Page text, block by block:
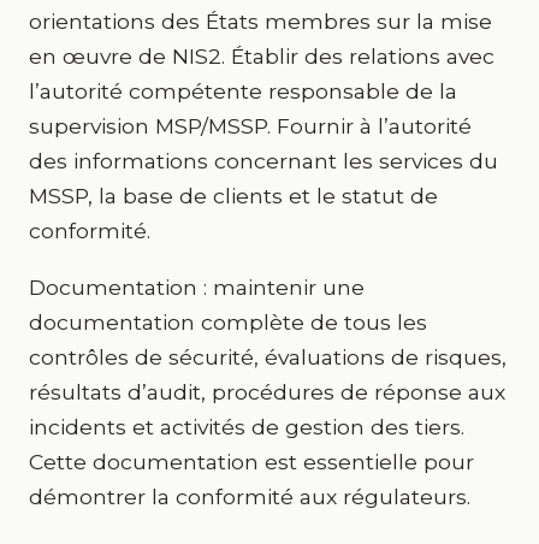
orientations des États membres sur la mise
en œuvre de NIS2. Établir des relations avec
l’autorité compétente responsable de la
supervision MSP/MSSP. Fournir à l’autorité
des informations concernant les services du
MSSP, la base de clients et le statut de
conformité.
Documentation : maintenir une
documentation complète de tous les
contrôles de sécurité, évaluations de risques,
résultats d’audit, procédures de réponse aux
incidents et activités de gestion des tiers.
Cette documentation est essentielle pour
démontrer la conformité aux régulateurs.